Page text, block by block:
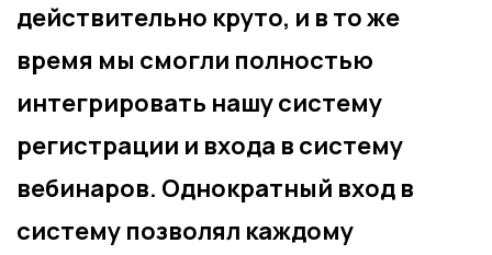
действительно круто, и в то же
время мы смогли полностью
интегрировать нашу систему
регистрации и входа в систему
вебинаров. Однократный вход в
систему позволял каждому